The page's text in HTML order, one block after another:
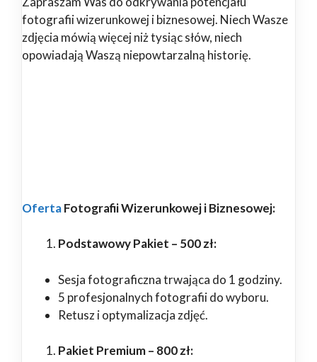
fotografii wizerunkowej i biznesowej. Niech Wasze
zdjęcia mówią więcej niż tysiąc słów, niech
opowiadają Waszą niepowtarzalną historię.
OfertaFotografii Wizerunkowej i Biznesowej:
Podstawowy Pakiet – 500 zł:
Sesja fotograficzna trwająca do 1 godziny.
5 profesjonalnych fotografii do wyboru.
Retusz i optymalizacja zdjęć.
Pakiet Premium – 800 zł: